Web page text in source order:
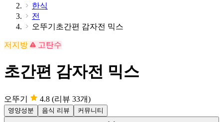
한식
전
오뚜기초간편 감자전 믹스
저지방 고탄수
초간편 감자전 믹스
오뚜기 4.8 (리뷰 33개)
영양성분 음식 리뷰 커뮤니티